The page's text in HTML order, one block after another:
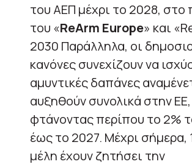
του ΑΕΠ μέχρι το 2028, στο
του «ReArm Europe» και
2030 Παράλληλα, οι
κανόνες συνεχίζουν να
αμυντικές δαπάνες
αυξηθούν συνολικά στην ΕΕ,
φτάνοντας περίπου το 2%
έως το 2027. Μέχρι σήμερα,
μέλη έχουν ζητήσει την